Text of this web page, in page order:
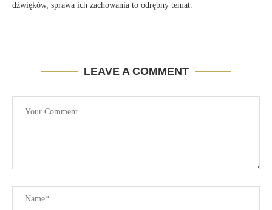
dźwięków, sprawa ich zachowania to odrębny temat.
LEAVE A COMMENT